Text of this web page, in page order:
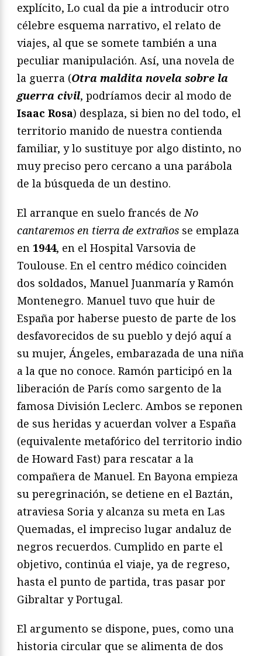
explícito, Lo cual da pie a introducir otro
célebre esquema narrativo, el relato de
viajes, al que se somete también a una
peculiar manipulación. Así, una novela de
la guerra (Otra maldita novela sobre la
guerra civil, podríamos decir al modo de
Isaac Rosa) desplaza, si bien no del todo, el
territorio manido de nuestra contienda
familiar, y lo sustituye por algo distinto, no
muy preciso pero cercano a una parábola
de la búsqueda de un destino.
El arranque en suelo francés deNo
cantaremos en tierra de extraños se emplaza
en 1944, en el Hospital Varsovia de
Toulouse. En el centro médico coinciden
dos soldados, Manuel Juanmaría y Ramón
Montenegro. Manuel tuvo que huir de
España por haberse puesto de parte de los
desfavorecidos de su pueblo y dejó aquí a
su mujer, Ángeles, embarazada de una niña
a la que no conoce. Ramón participó en la
liberación de París como sargento de la
famosa División Leclerc. Ambos se reponen
de sus heridas y acuerdan volver a España
(equivalente metafórico del territorio indio
de Howard Fast) para rescatar a la
compañera de Manuel. En Bayona empieza
su peregrinación, se detiene en el Baztán,
atraviesa Soria y alcanza su meta en Las
Quemadas, el impreciso lugar andaluz de
negros recuerdos. Cumplido en parte el
objetivo, continúa el viaje, ya de regreso,
hasta el punto de partida, tras pasar por
Gibraltar y Portugal.
El argumento se dispone, pues, como una
historia circular que se alimenta de dos